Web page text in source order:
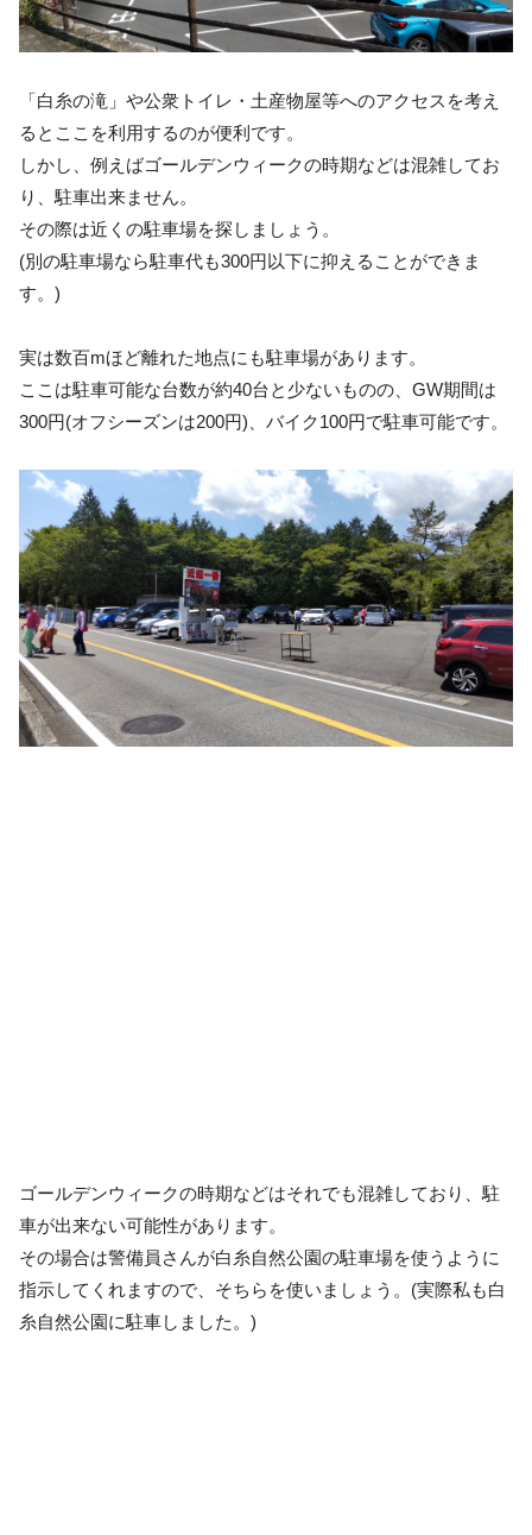
「白糸の滝」や公衆トイレ・土産物屋等へのアクセスを考え
るとここを利用するのが便利です。
しかし、例えばゴールデンウィークの時期などは混雑してお
り、駐車出来ません。
その際は近くの駐車場を探しましょう。
(別の駐車場なら駐車代も300円以下に抑えることができま
す。)
実は数百mほど離れた地点にも駐車場があります。
ここは駐車可能な台数が約40台と少ないものの、GW期間は
300円(オフシーズンは200円)、バイク100円で駐車可能です。
ゴールデンウィークの時期などはそれでも混雑しており、駐
車が出来ない可能性があります。
その場合は警備員さんが白糸自然公園の駐車場を使うように
指示してくれますので、そちらを使いましょう。(実際私も白
糸自然公園に駐車しました。)